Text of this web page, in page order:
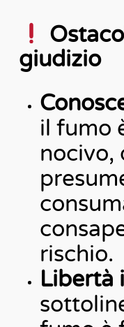
giudizio
il fumo
nocivo,
rischio.
Libertà